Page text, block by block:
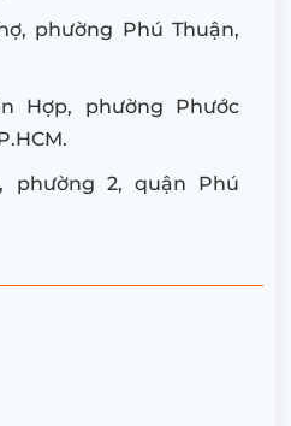
phường Phú Thuận,
Hợp, phường Phước
phường 2, quận Phú